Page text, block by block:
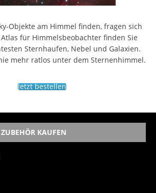
Objekte am Himmel finden, fragen sich
für Himmelsbeobachter finden Sie
Sternhaufen, Nebel und Galaxien.
mehr ratlos unter dem Sternenhimmel.
Jetzt bestellen
KAUFEN